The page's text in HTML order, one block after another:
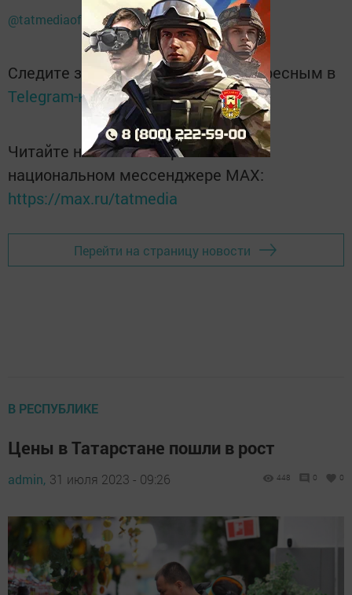
@tatmediaofficial
Следите за самым важным и интересным в
Telegram-каналеТатмедиа
Читайте новости Татарстана в
национальном мессенджере MАХ:
https://max.ru/tatmedia
Перейти на страницу новости
В РЕСПУБЛИКЕ
Цены в Татарстане пошли в рост
admin, 31 июля 2023 - 09:26 448 0 0